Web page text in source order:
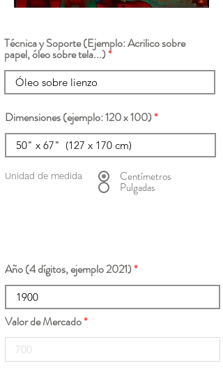
Técnica y Soporte (Ejemplo: Acrilico sobre
papel, óleo sobre tela...)
Dimensiones (ejemplo: 120 x 100)
Unidad de medida Centímetros
Pulgadas
Año (4 dígitos, ejemplo 2021)
Valor de Mercado